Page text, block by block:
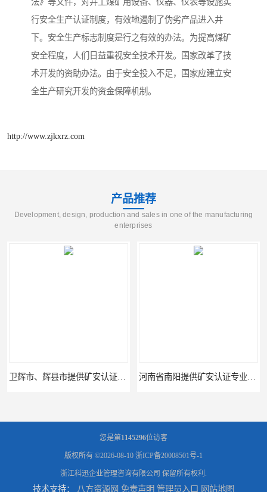
法》等文件，对井工煤矿用设备、仪器、仪表等设施实
行安全生产认证制度，有效地遏制了伪劣产品进入井
下。安全生产标志制度是行之有效的办法。为提高煤矿
安全程度，人们日益重视安全技术开发。国家改革了技
术开发的资助办法。由于安全投入不足，国家应建立安
全生产研究开发的资金保障机制。
http://www.zjkxrz.com
产品推荐
Development, design, production and sales in one of the manufacturing
enterprises
您是第1145296位访客
版权所有 ©2026-08-10 浙ICP备20008501号-1
浙江科迅企业管理咨询有限公司 保留所有权利.
技术支持： 八方资源网 免责声明 管理员入口 网站地图